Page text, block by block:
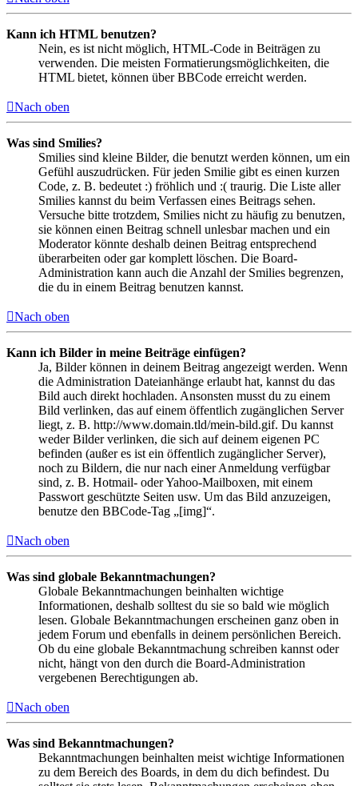
Kann ich HTML benutzen?
Nein, es ist nicht möglich, HTML-Code in Beiträgen zu
verwenden. Die meisten Formatierungsmöglichkeiten, die
HTML bietet, können über BBCode erreicht werden.
Nach oben
Was sind Smilies?
Smilies sind kleine Bilder, die benutzt werden können, um ein
Gefühl auszudrücken. Für jeden Smilie gibt es einen kurzen
Code, z. B. bedeutet :) fröhlich und :( traurig. Die Liste aller
Smilies kannst du beim Verfassen eines Beitrags sehen.
Versuche bitte trotzdem, Smilies nicht zu häufig zu benutzen,
sie können einen Beitrag schnell unlesbar machen und ein
Moderator könnte deshalb deinen Beitrag entsprechend
überarbeiten oder gar komplett löschen. Die Board-
Administration kann auch die Anzahl der Smilies begrenzen,
die du in einem Beitrag benutzen kannst.
Nach oben
Kann ich Bilder in meine Beiträge einfügen?
Ja, Bilder können in deinem Beitrag angezeigt werden. Wenn
die Administration Dateianhänge erlaubt hat, kannst du das
Bild auch direkt hochladen. Ansonsten musst du zu einem
Bild verlinken, das auf einem öffentlich zugänglichen Server
liegt, z. B. http://www.domain.tld/mein-bild.gif. Du kannst
weder Bilder verlinken, die sich auf deinem eigenen PC
befinden (außer es ist ein öffentlich zugänglicher Server),
noch zu Bildern, die nur nach einer Anmeldung verfügbar
sind, z. B. Hotmail- oder Yahoo-Mailboxen, mit einem
Passwort geschützte Seiten usw. Um das Bild anzuzeigen,
benutze den BBCode-Tag „[img]“.
Nach oben
Was sind globale Bekanntmachungen?
Globale Bekanntmachungen beinhalten wichtige
Informationen, deshalb solltest du sie so bald wie möglich
lesen. Globale Bekanntmachungen erscheinen ganz oben in
jedem Forum und ebenfalls in deinem persönlichen Bereich.
Ob du eine globale Bekanntmachung schreiben kannst oder
nicht, hängt von den durch die Board-Administration
vergebenen Berechtigungen ab.
Nach oben
Was sind Bekanntmachungen?
Bekanntmachungen beinhalten meist wichtige Informationen
zu dem Bereich des Boards, in dem du dich befindest. Du